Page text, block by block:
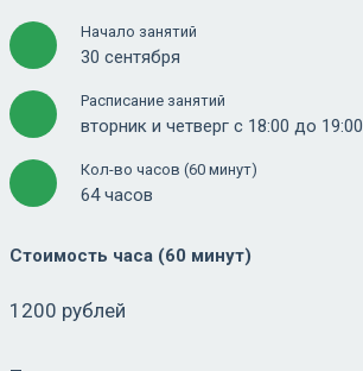
Начало занятий
30 сентября
Расписание занятий
вторник и четверг с 18:00 до 19:00
Кол-во часов (60 минут)
64 часов
Стоимость часа (60 минут)
1200 рублей